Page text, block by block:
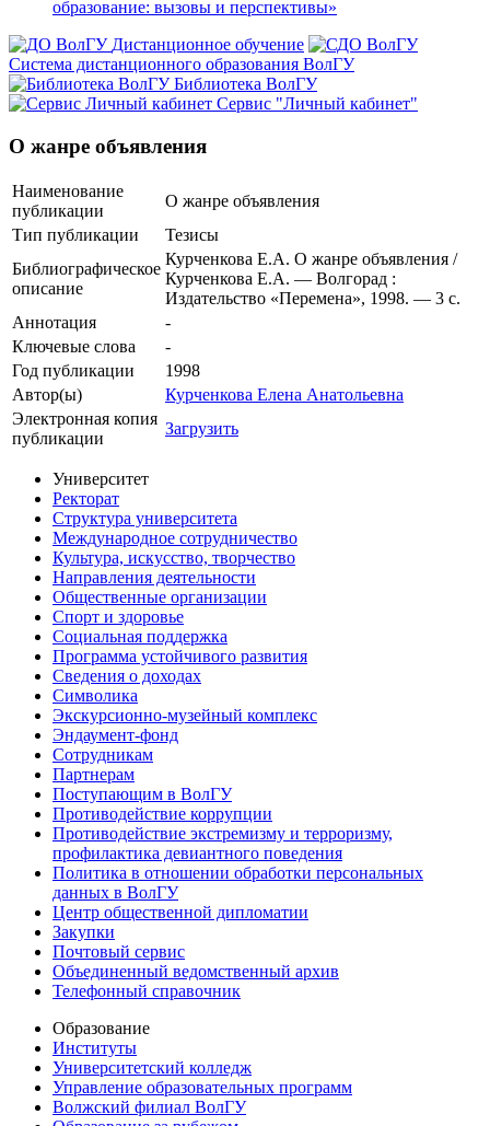
образование: вызовы и перспективы»
Дистанционное обучение
Система дистанционного образования ВолГУ
Библиотека ВолГУ
Сервис "Личный кабинет"
О жанре объявления
Наименование
публикации
О жанре объявления
Тип публикации
Тезисы
Библиографическое
описание
Курченкова Е.А. О жанре объявления /
Курченкова Е.А. — Волгорад :
Издательство «Перемена», 1998. — 3 с.
Аннотация
-
Ключевые cлова
-
Год публикации
1998
Автор(ы)
Курченкова Елена Анатольевна
Электронная копия
публикации
Загрузить
Университет
Ректорат
Структура университета
Международное сотрудничество
Культура, искусство, творчество
Направления деятельности
Общественные организации
Спорт и здоровье
Социальная поддержка
Программа устойчивого развития
Сведения о доходах
Символика
Экскурсионно-музейный комплекс
Эндаумент-фонд
Сотрудникам
Партнерам
Поступающим в ВолГУ
Противодействие коррупции
Противодействие экстремизму и терроризму,
профилактика девиантного поведения
Политика в отношении обработки персональных
данных в ВолГУ
Центр общественной дипломатии
Закупки
Почтовый сервис
Объединенный ведомственный архив
Телефонный справочник
Образование
Институты
Университетский колледж
Управление образовательных программ
Волжский филиал ВолГУ